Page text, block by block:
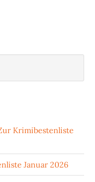
Krimibestenliste
Januar 2026